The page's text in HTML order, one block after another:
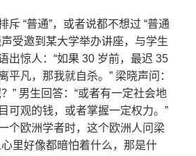
斥 “普通”，或者说都不想过 “普通
受邀到某大学举办讲座，与学生
出惊人：“如果 30 岁前，最迟 35
平凡，那我就自杀。” 梁晓声问：
” 男生回答：“或者有一定社会地
可观的钱，或者掌握一定权力。”
个欧洲学者时，这个欧洲人问梁
里好像都暗怕着什么，那是什